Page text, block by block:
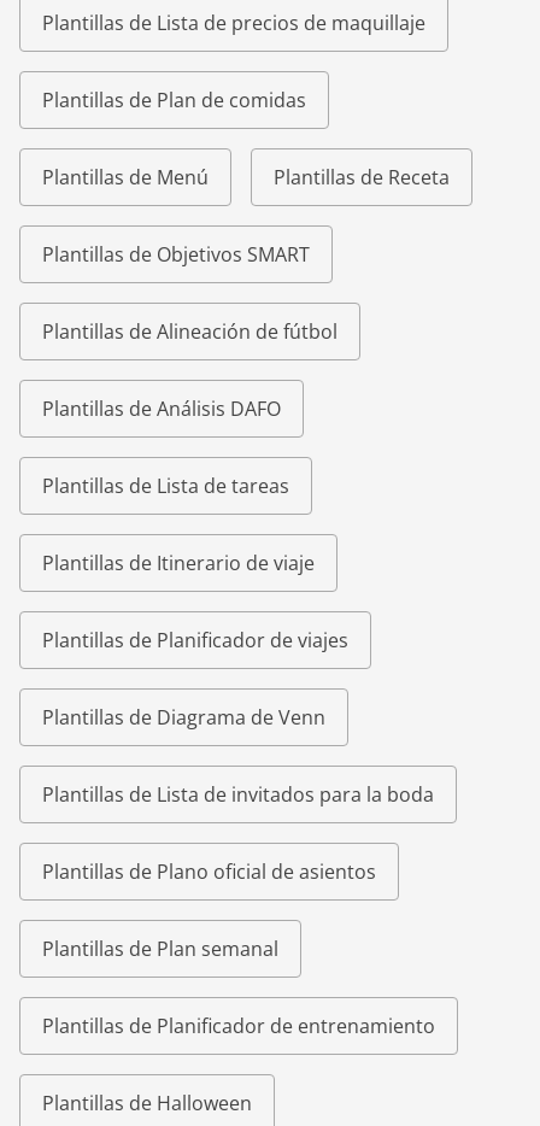
Plantillas de Lista de precios de maquillaje
Plantillas de Plan de comidas
Plantillas de Menú Plantillas de Receta
Plantillas de Objetivos SMART
Plantillas de Alineación de fútbol
Plantillas de Análisis DAFO
Plantillas de Lista de tareas
Plantillas de Itinerario de viaje
Plantillas de Planificador de viajes
Plantillas de Diagrama de Venn
Plantillas de Lista de invitados para la boda
Plantillas de Plano oficial de asientos
Plantillas de Plan semanal
Plantillas de Planificador de entrenamiento
Plantillas de Halloween